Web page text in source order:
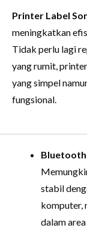
Printer Label
meningkatkan
Tidak perlu lagi
yang rumit,
yang simpel
fungsional.
stabil
komputer,
dalam